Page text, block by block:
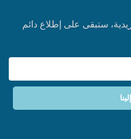
ستبقى على إطلاع دائم